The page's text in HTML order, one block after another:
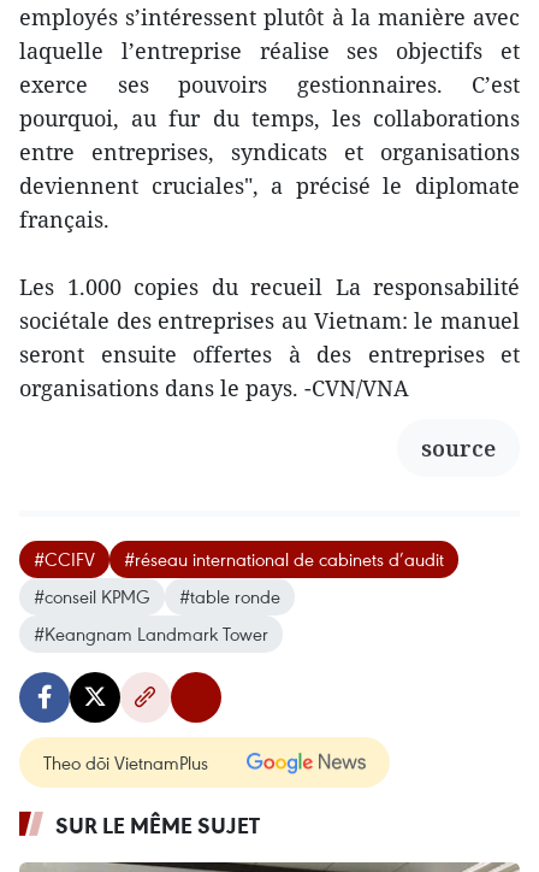
employés s’intéressent plutôt à la manière avec
laquelle l’entreprise réalise ses objectifs et
exerce ses pouvoirs gestionnaires. C’est
pourquoi, au fur du temps, les collaborations
entre entreprises, syndicats et organisations
deviennent cruciales", a précisé le diplomate
français.
Les 1.000 copies du recueil La responsabilité
sociétale des entreprises au Vietnam: le manuel
seront ensuite offertes à des entreprises et
organisations dans le pays. -CVN/VNA
source
#CCIFV
#réseau international de cabinets d’audit
#conseil KPMG
#table ronde
#Keangnam Landmark Tower
Theo dõi VietnamPlus
SUR LE MÊME SUJET